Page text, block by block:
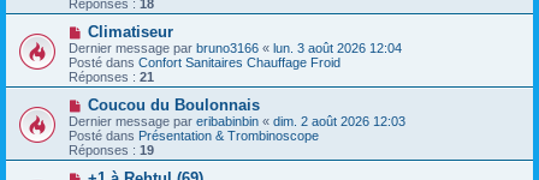
s
s
a
g
e
e
a
m
e
s
s
a
g
e
Réponses : 18
N
o
u
v
e
a
m
e
s
Climatiseur
Dernier message par bruno3166 « lun. 3 août 2026 12:04
Posté dans Confort Sanitaires Chauffage Froid
Réponses : 21
N
o
u
v
e
Coucou du Boulonnais
Dernier message par eribabinbin « dim. 2 août 2026 12:03
Posté dans Présentation & Trombinoscope
Réponses : 19
N